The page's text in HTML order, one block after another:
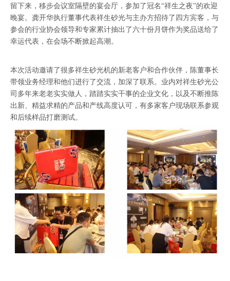
留下来，移步会议室隔壁的宴会厅，参加了冠名“祥生之夜”的欢迎
晚宴。龚开华执行董事代表祥生砂光与主办方招待了四方宾客，与
参会的行业协会领导和专家累计抽出了六十份月饼作为奖品送给了
幸运代表，在会场不断掀起高潮。
本次活动邀请了很多祥生砂光机的新老客户和合作伙伴，陈董事长
带领业务经理和他们进行了交流，加深了联系。业内对祥生砂光公
司多年来老老实实做人，踏踏实实干事的企业文化，以及不断推陈
出新、精益求精的产品和产线高度认可，有多家客户现场联系参观
和后续样品打磨测试。